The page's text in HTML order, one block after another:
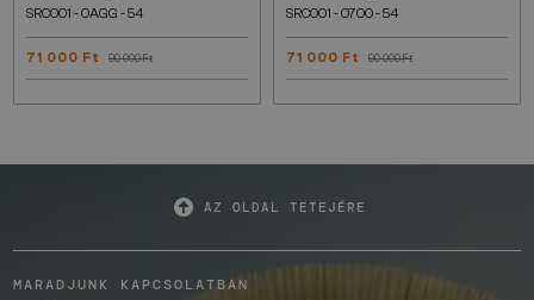
SRC001 - 0AGG - 54
71 000 Ft 90 000 Ft
SRC001 - 0700 - 54
71 000 Ft 90 000 Ft
AZ OLDAL TETEJÉRE
MARADJUNK KAPCSOLATBAN